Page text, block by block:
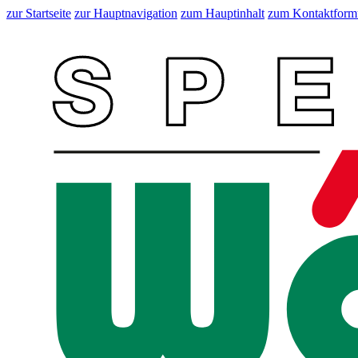
zur Startseite zur Hauptnavigation zum Hauptinhalt zum